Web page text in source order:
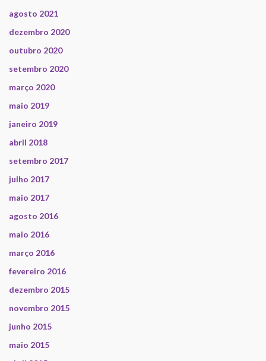
agosto 2021
dezembro 2020
outubro 2020
setembro 2020
março 2020
maio 2019
janeiro 2019
abril 2018
setembro 2017
julho 2017
maio 2017
agosto 2016
maio 2016
março 2016
fevereiro 2016
dezembro 2015
novembro 2015
junho 2015
maio 2015